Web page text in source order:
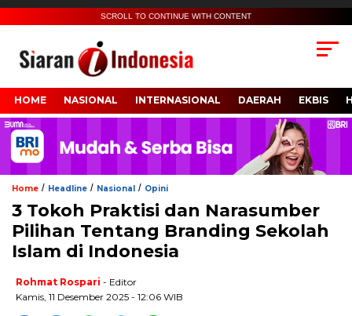
SCROLL TO CONTINUE WITH CONTENT
HOME NASIONAL INTERNASIONAL DAERAH EKBIS
Home / Headline / Nasional / Opini
3 Tokoh Praktisi dan Narasumber
Pilihan Tentang Branding Sekolah
Islam di Indonesia
Rohmat Rospari - Editor
Kamis, 11 Desember 2025 - 12:06 WIB